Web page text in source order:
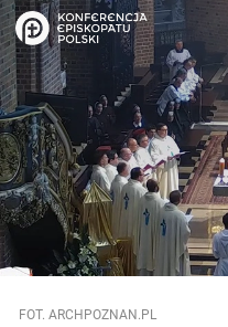
FOT. ARCHPOZNAN.PL